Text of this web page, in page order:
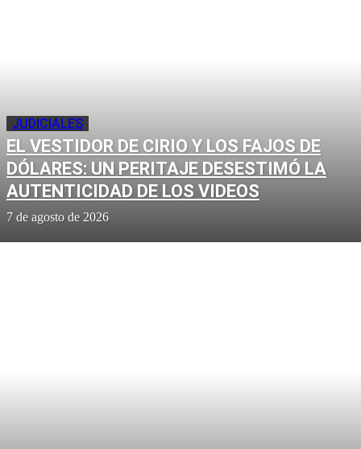
JUDICIALES
EL VESTIDOR DE CIRIO Y LOS FAJOS DE
DÓLARES: UN PERITAJE DESESTIMÓ LA
AUTENTICIDAD DE LOS VIDEOS
7 de agosto de 2026